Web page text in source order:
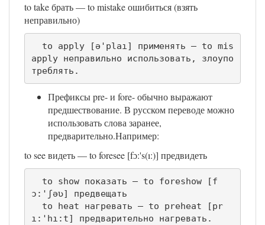
to take брать — to mistake ошибиться (взять
неправильно)
apply неправильно использовать, злоупо
треблять.
Префиксы pre- и fore- обычно выражают
предшествование. В русском переводе можно
использовать слова заранее,
предварительно.Например:
to see видеть — to foresee [fɔ:'s(ı:)] предвидеть
ɔ:'ʃəʋ] предвещать
ı:'hı:t] предварительно нагревать.